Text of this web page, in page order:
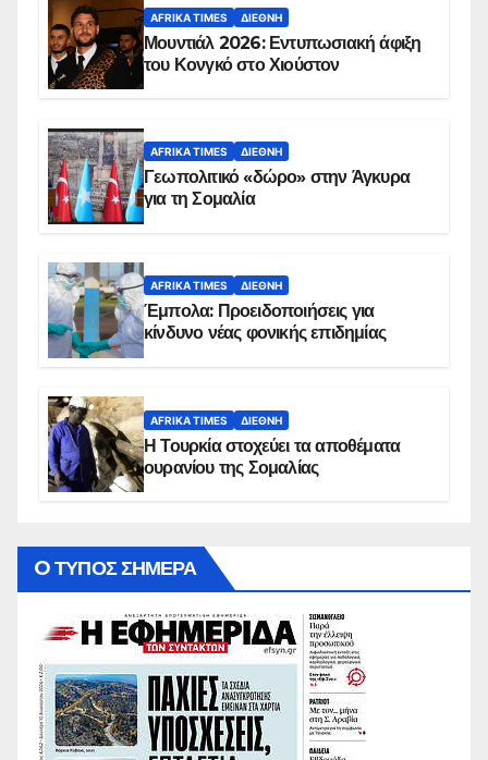
AFRIKA TIMES ΔΙΕΘΝΉ
Μουντιάλ 2026: Εντυπωσιακή άφιξη
του Κονγκό στο Χιούστον
AFRIKA TIMES ΔΙΕΘΝΉ
Γεωπολιτικό «δώρο» στην Άγκυρα
για τη Σομαλία
AFRIKA TIMES ΔΙΕΘΝΉ
Έμπολα: Προειδοποιήσεις για
κίνδυνο νέας φονικής επιδημίας
AFRIKA TIMES ΔΙΕΘΝΉ
Η Τουρκία στοχεύει τα αποθέματα
ουρανίου της Σομαλίας
O ΤΥΠΟΣ ΣΗΜΕΡΑ